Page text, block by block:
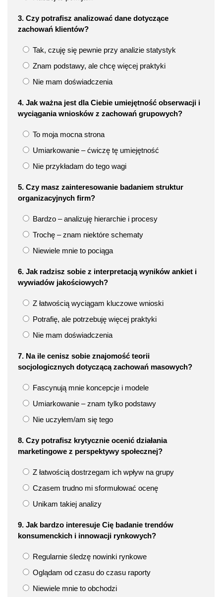
3. Czy potrafisz analizować dane dotyczące
zachowań klientów?
Tak, czuję się pewnie przy analizie statystyk
Znam podstawy, ale chcę więcej praktyki
Nie mam doświadczenia
4. Jak ważna jest dla Ciebie umiejętność obserwacji i
wyciągania wniosków z zachowań grupowych?
To moja mocna strona
Umiarkowanie – ćwiczę tę umiejętność
Nie przykładam do tego wagi
5. Czy masz zainteresowanie badaniem struktur
organizacyjnych firm?
Bardzo – analizuję hierarchie i procesy
Trochę – znam niektóre schematy
Niewiele mnie to pociąga
6. Jak radzisz sobie z interpretacją wyników ankiet i
wywiadów jakościowych?
Z łatwością wyciągam kluczowe wnioski
Potrafię, ale potrzebuję więcej praktyki
Nie mam doświadczenia
7. Na ile cenisz sobie znajomość teorii
socjologicznych dotyczącą zachowań masowych?
Fascynują mnie koncepcje i modele
Umiarkowanie – znam tylko podstawy
Nie uczyłem/am się tego
8. Czy potrafisz krytycznie ocenić działania
marketingowe z perspektywy społecznej?
Z łatwością dostrzegam ich wpływ na grupy
Czasem trudno mi sformułować ocenę
Unikam takiej analizy
9. Jak bardzo interesuje Cię badanie trendów
konsumenckich i innowacji rynkowych?
Regularnie śledzę nowinki rynkowe
Oglądam od czasu do czasu raporty
Niewiele mnie to obchodzi